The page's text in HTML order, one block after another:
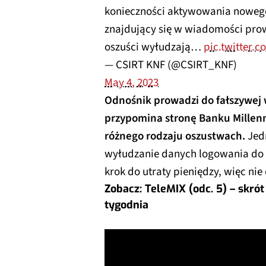
konieczności aktywowania
znajdujący się w wiadomości
oszuści wyłudzają…
— CSIRT KNF (@CSIRT_KNF)
May 4, 2023
Odnośnik prowadzi do
przypomina stronę Banku
różnego rodzaju oszustwach.
wyłudzanie danych logowania
krok do utraty pieniędzy, więc
Zobacz: TeleMIX (odc. 5) –
tygodnia